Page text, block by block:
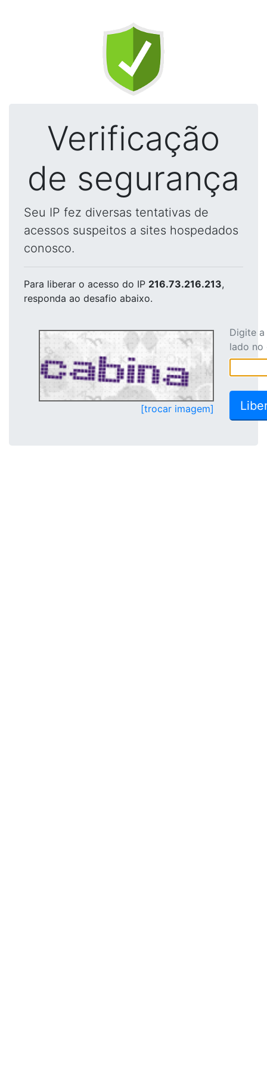
Verificação
de segurança
Seu IP fez diversas tentativas de
acessos suspeitos a sites hospedados
conosco.
Para liberar o acesso do IP 216.73.216.213,
responda ao desafio abaixo.
[trocar imagem]
Digite
lado no